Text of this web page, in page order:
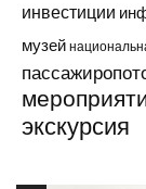
инвестиции
музей
экскурсия